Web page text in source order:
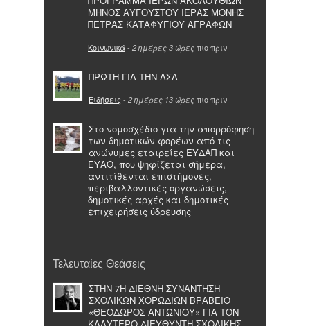
ΜΗΝΟΣ ΑΥΓΟΥΣΤΟΥ ΙΕΡΑΣ ΜΟΝΗΣ
ΠΕΤΡΑΣ ΚΑΤΑΦΥΓΙΟΥ ΑΓΡΑΦΩΝ
Κοινωνικά- 2 ημέρες 3 ώρες πιο πριν
ΠΡΩΤΗ ΓΙΑ ΤΗΝ ΑΣΑ
Ειδήσεις - 2 ημέρες 13 ώρες πιο πριν
Στο νομοσχέδιο για την απορρόφηση
των δημοτικών φορέων από τις
ανώνυμες εταιρείες ΕΥΔΑΠ και
ΕΥΑΘ, που ψηφίζεται σήμερα,
αντιτίθενται επιστήμονες,
περιβαλλοντικές οργανώσεις,
δημοτικές αρχές και δημοτικές
επιχειρήσεις ύδρευσης
Τελευταίες Θεάσεις
ΣΤΗΝ 7Η ΔΙΕΘΝΗ ΣΥΝΑΝΤΗΣΗ
ΣΧΟΛΙΚΩΝ ΧΟΡΩΔΙΩΝ ΒΡΑΒΕΙΟ
«ΘΕΟΔΩΡΟΣ ΑΝΤΩΝΙΟΥ» ΓΙΑ ΤΟΝ